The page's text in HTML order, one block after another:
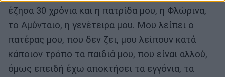
έζησα 30 χρόνια και η πατρίδα μου, η Φλώρινα,
το Αμύνταιο, η γενέτειρα μου. Μου λείπει ο
πατέρας μου, που δεν ζει, μου λείπουν κατά
κάποιον τρόπο τα παιδιά μου, που είναι αλλού,
όμως επειδή έχω αποκτήσει τα εγγόνια, τα